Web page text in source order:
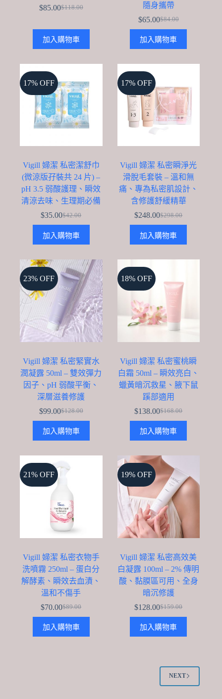
$118.00
Original
was:
$118.00.
$85.00Current
is:
$85.00.
加入購物車
隨身攜帶
$84.00
Original
price
was:
$84.00.
$65.00Current
price
is:
$65.00.
加入購物車
17% OFF
Vigill 婦潔 私密潔舒巾
(微涼版孖裝共 24 片) –
pH 3.5 弱酸護理、瞬效
清涼去味、生理期必備
$42.00
Original
was:
$42.00.
$35.00Current
is:
$35.00.
加入購物車
17% OFF
Vigill 婦潔 私密瞬淨光
滑脫毛套裝 – 溫和無
痛、專為私密肌設計、
含修護舒緩精華
$298.00
Original
was:
$298.00.
$248.00Current
is:
$248.00.
加入購物車
23% OFF
Vigill 婦潔 私密緊實水
潤凝露 50ml – 雙效彈力
因子、pH 弱酸平衡、
深層滋養修護
$128.00
Original
was:
$128.00.
$99.00Current
is:
$99.00.
加入購物車
18% OFF
Vigill 婦潔 私密蜜桃瞬
白霜 50ml – 瞬效亮白、
蠟黃暗沉救星、腋下鼠
蹊部適用
$168.00
Original
was:
$168.00.
$138.00Current
is:
$138.00.
加入購物車
21% OFF
Vigill 婦潔 私密衣物手
洗噴霧 250ml – 蛋白分
解酵素、瞬效去血漬、
溫和不傷手
$89.00
Original
price
was:
$89.00.
$70.00Current
price
is:
$70.00.
加入購物車
19% OFF
Vigill 婦潔 私密高效美
白凝露 100ml – 2% 傳明
酸、黏膜區可用、全身
暗沉修護
$159.00
Original
price
was:
$159.00.
$128.00Current
price
is:
$128.00.
加入購物車
NEXT